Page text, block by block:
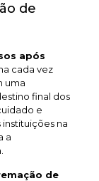
de
após
cada vez
uma
final dos
e
na
a
de